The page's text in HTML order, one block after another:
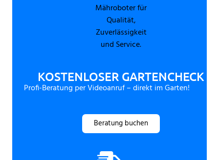
KOSTENLOSER GARTENCHECK
Profi-Beratung per Videoanruf – direkt im Garten!
Beratung buchen